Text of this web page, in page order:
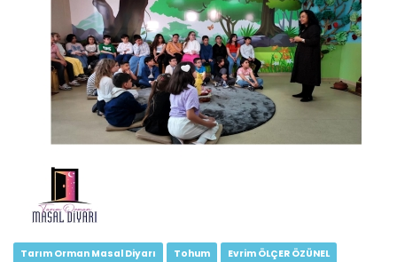
Tarım Orman Masal Diyarı Tohum Evrim ÖLÇER ÖZÜNEL
Tarım Orman Masal Diyarı...
Devamını Oku ->